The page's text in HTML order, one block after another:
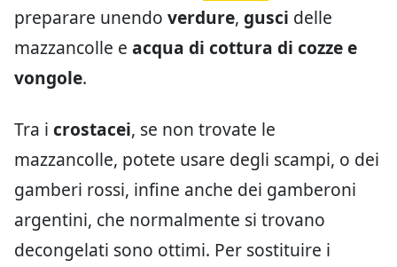
preparare unendo verdure, gusci delle
mazzancolle e acqua di cottura di cozze e
vongole.
Tra i crostacei, se non trovate le
mazzancolle, potete usare degli scampi, o dei
gamberi rossi, infine anche dei gamberoni
argentini, che normalmente si trovano
decongelati sono ottimi. Per sostituire i